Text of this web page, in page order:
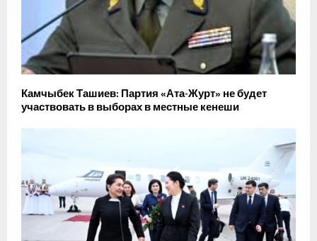
Камчыбек Ташиев: Партия «Ата-Журт» не будет
участвовать в выборах в местные кенеши